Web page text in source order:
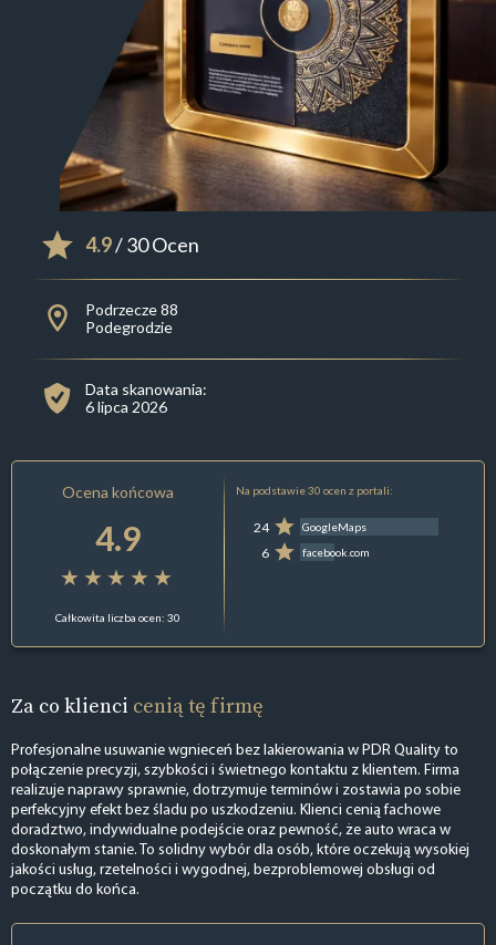
4.9/ 30 Ocen
Podrzecze 88
Podegrodzie
Data skanowania:
6 lipca 2026
Ocena końcowa
4.9
Całkowita liczba ocen: 30
Na podstawie 30 ocen z portali:
24 GoogleMaps
6 facebook.com
Za co klienci cenią tę firmę
Profesjonalne usuwanie wgnieceń bez lakierowania w PDR Quality to
połączenie precyzji, szybkości i świetnego kontaktu z klientem. Firma
realizuje naprawy sprawnie, dotrzymuje terminów i zostawia po sobie
perfekcyjny efekt bez śladu po uszkodzeniu. Klienci cenią fachowe
doradztwo, indywidualne podejście oraz pewność, że auto wraca w
doskonałym stanie. To solidny wybór dla osób, które oczekują wysokiej
jakości usług, rzetelności i wygodnej, bezproblemowej obsługi od
początku do końca.